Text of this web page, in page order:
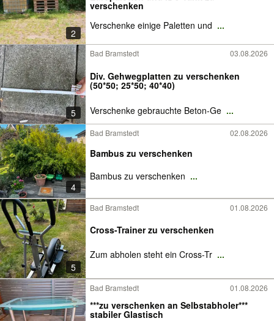
2
verschenken
Verschenke einige Paletten und ...
5
Bad Bramstedt 03.08.2026
Div. Gehwegplatten zu verschenken
(50*50; 25*50; 40*40)
Verschenke gebrauchte Beton-Ge ...
4
Bad Bramstedt 02.08.2026
Bambus zu verschenken
Bambus zu verschenken ...
5
Bad Bramstedt 01.08.2026
Cross-Trainer zu verschenken
Zum abholen steht ein Cross-Tr ...
Bad Bramstedt 01.08.2026
***zu verschenken an Selbstabholer***
stabiler Glastisch